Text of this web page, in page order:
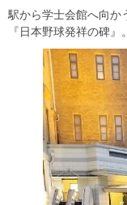
駅から学士会館へ向か
『日本野球発祥の碑』。